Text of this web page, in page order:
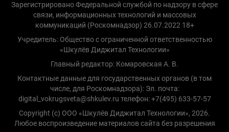
Зарегистрировано Федеральной службой по надзору в сфере
связи, информационных технологий и массовых
коммуникаций (Роскомнадзор) 26.07.2022 18+
Учредитель: Общество с ограниченной ответственностью
«Шкулёв Диджитал Технологии»
Главный редактор: Комаровская А. В.
Контактные данные для государственных органов (в том
числе, для Роскомнадзора): Эл. почта:
digital_vokrugsveta@shkulev.ru телефон: +7(495) 633-57-57
Copyright (с) ООО «Шкулёв Диджитал Технологии», 2026.
Любое воспроизведение материалов сайта без разрешения